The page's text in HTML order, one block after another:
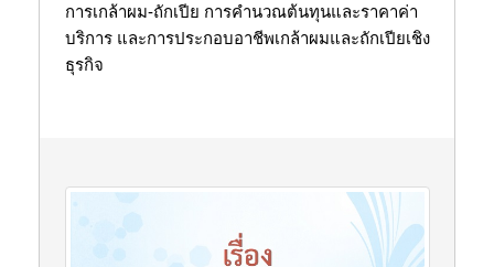
การเกล้าผม-ถักเปีย การคำนวณต้นทุนและราคาค่า
บริการ และการประกอบอาชีพเกล้าผมและถักเปียเชิง
ธุรกิจ